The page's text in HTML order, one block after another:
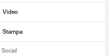
Video
Stampa
Social